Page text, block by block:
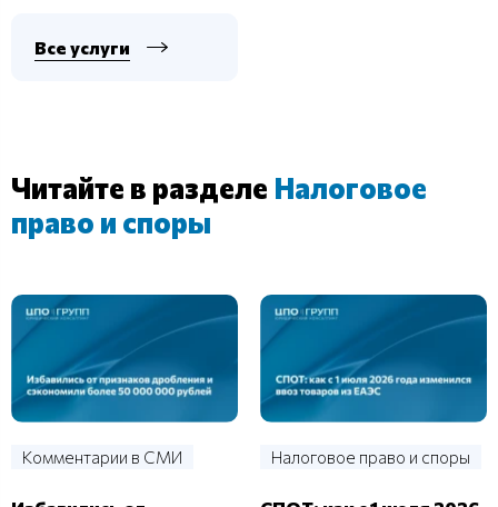
Все услуги
Читайте в разделе Налоговое
право и споры
Комментарии в СМИ Налоговое право и споры